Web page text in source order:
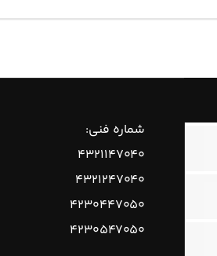
شماره فنی:
۴۳۲۱۱۴۷۰۴۰
۴۳۲۱۲۴۷۰۴۰
۴۲۳۰۴۴۷۰۵۰
۴۲۳۰۵۴۷۰۵۰